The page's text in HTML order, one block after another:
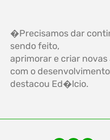
�Precisamos dar
sendo feito,
aprimorar e criar
com o
destacou Ed�lcio.